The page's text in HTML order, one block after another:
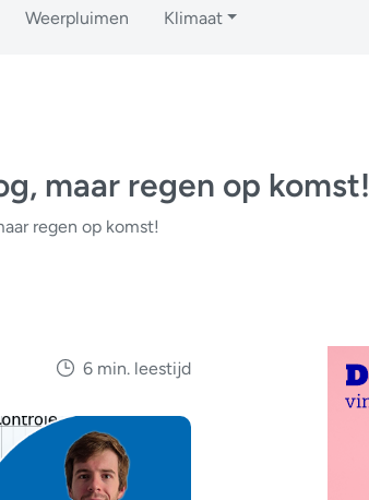
Weerpluimen Klimaat
maar regen op komst!
regen op komst!
6 min. leestijd